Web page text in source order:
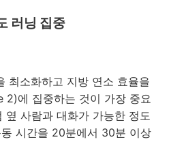
러닝 집중
최소화하고 지방 연소 효율을
2)에 집중하는 것이 가장 중요
옆 사람과 대화가 가능한 정도
시간을 20분에서 30분 이상